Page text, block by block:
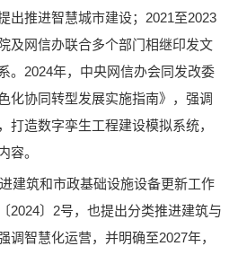
出推进智慧城市建设；2021至2023
及网信办联合多个部门相继印发文
。2024年，中央网信办会同发改委
化协同转型发展实施指南》，强调
打造数字孪生工程建设模拟系统，
容。
建筑和市政基础设施设备更新工作
2024〕2号，也提出分类推进建筑与
调智慧化运营，并明确至2027年，